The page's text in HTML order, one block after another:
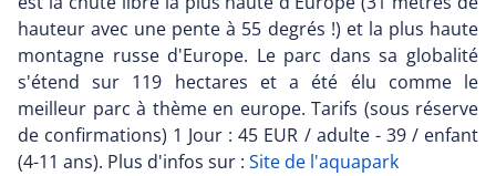
hauteur avec une pente à 55 degrés !) et la plus haute
montagne russe d'Europe. Le parc dans sa globalité
s'étend sur 119 hectares et a été élu comme le
meilleur parc à thème en europe. Tarifs (sous réserve
de confirmations) 1 Jour : 45 EUR / adulte - 39 / enfant
(4-11 ans). Plus d'infos sur : Site de l'aquapark